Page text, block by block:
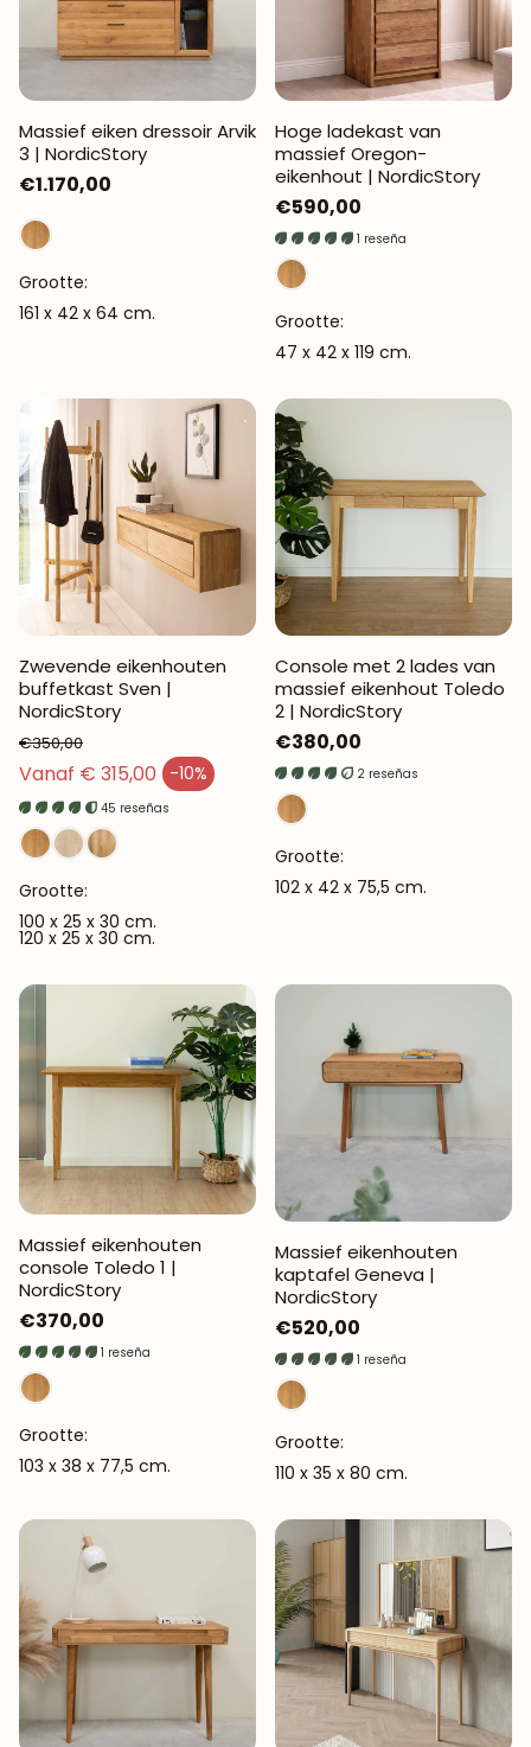
Massief eiken dressoir Arvik
3 | NordicStory
Normale
prijs
€1.170,00
Grootte:
161 x 42 x 64 cm.
Hoge ladekast van
massief Oregon-
eikenhout | NordicStory
Normale
prijs
€590,00
1 reseña
Grootte:
47 x 42 x 119 cm.
Zwevende eikenhouten
buffetkast Sven |
NordicStory
Vanaf € 315,00 -10%
Verkoopprijs
Normale prijs
€350,00
45 reseñas
Grootte:
100 x 25 x 30 cm.
120 x 25 x 30 cm.
Console met 2 lades van
massief eikenhout Toledo
2 | NordicStory
Normale
prijs
€380,00
2 reseñas
Grootte:
102 x 42 x 75,5 cm.
Massief eikenhouten
console Toledo 1 |
NordicStory
Normale
prijs
€370,00
1 reseña
Grootte:
103 x 38 x 77,5 cm.
Massief eikenhouten
kaptafel Geneva |
NordicStory
Normale
prijs
€520,00
1 reseña
Grootte:
110 x 35 x 80 cm.